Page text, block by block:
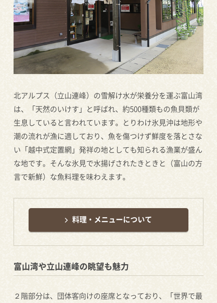
北アルプス（立山連峰）の雪解け水が栄養分を運ぶ富山湾
は、「天然のいけす」と呼ばれ、約500種類もの魚貝類が
生息していると言われています。とりわけ氷見沖は地形や
潮の流れが漁に適しており、魚を傷つけず鮮度を落とさな
い「越中式定置網」発祥の地としても知られる漁業が盛ん
な地です。そんな氷見で水揚げされたきときと（富山の方
言で新鮮）な魚料理を味わえます。
料理・メニューについて
富山湾や立山連峰の眺望も魅力
２階部分は、団体客向けの座席となっており、「世界で最